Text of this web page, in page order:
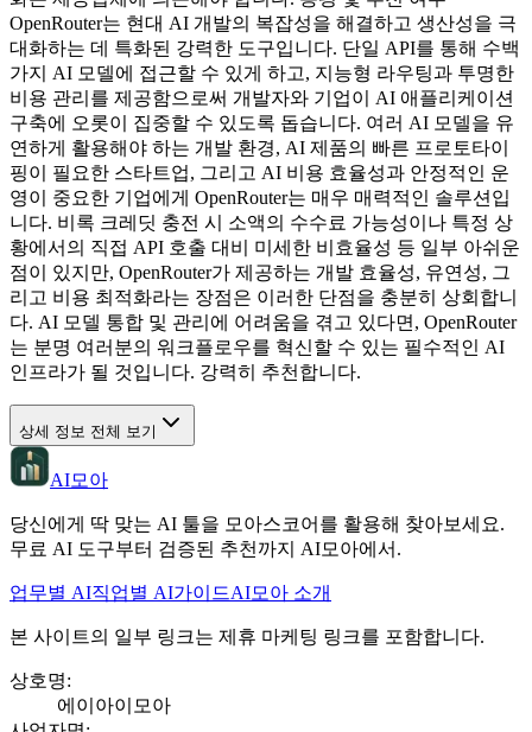
OpenRouter는 현대 AI 개발의 복잡성을 해결하고 생산성을 극
대화하는 데 특화된 강력한 도구입니다. 단일 API를 통해 수백
가지 AI 모델에 접근할 수 있게 하고, 지능형 라우팅과 투명한
비용 관리를 제공함으로써 개발자와 기업이 AI 애플리케이션
구축에 오롯이 집중할 수 있도록 돕습니다. 여러 AI 모델을 유
연하게 활용해야 하는 개발 환경, AI 제품의 빠른 프로토타이
핑이 필요한 스타트업, 그리고 AI 비용 효율성과 안정적인 운
영이 중요한 기업에게 OpenRouter는 매우 매력적인 솔루션입
니다. 비록 크레딧 충전 시 소액의 수수료 가능성이나 특정 상
황에서의 직접 API 호출 대비 미세한 비효율성 등 일부 아쉬운
점이 있지만, OpenRouter가 제공하는 개발 효율성, 유연성, 그
리고 비용 최적화라는 장점은 이러한 단점을 충분히 상회합니
다. AI 모델 통합 및 관리에 어려움을 겪고 있다면, OpenRouter
는 분명 여러분의 워크플로우를 혁신할 수 있는 필수적인 AI
인프라가 될 것입니다. 강력히 추천합니다.
상세 정보 전체 보기
AI모아
당신에게 딱 맞는 AI 툴을 모아스코어를 활용해 찾아보세요.
무료 AI 도구부터 검증된 추천까지 AI모아에서.
업무별 AI직업별 AI가이드AI모아 소개
본 사이트의 일부 링크는 제휴 마케팅 링크를 포함합니다.
상호명:
에이아이모아